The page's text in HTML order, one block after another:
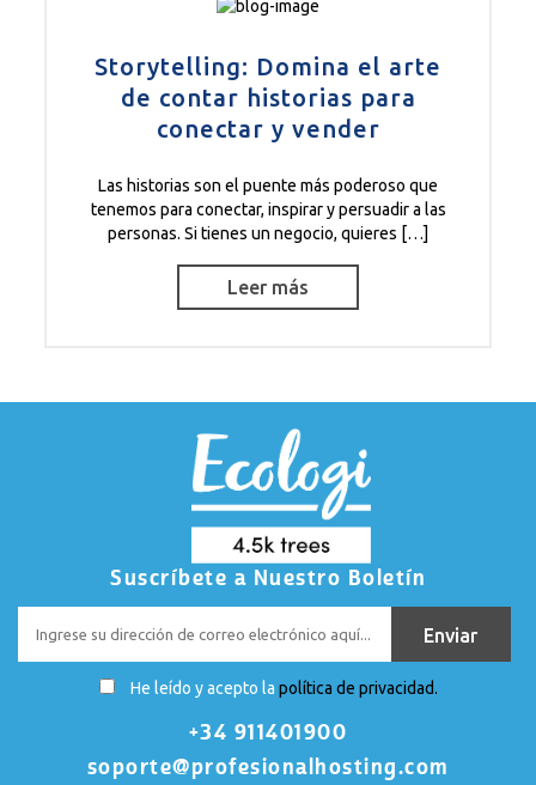
Storytelling: Domina el arte
de contar historias para
conectar y vender
Las historias son el puente más poderoso que
tenemos para conectar, inspirar y persuadir a las
personas. Si tienes un negocio, quieres […]
Leer más
Suscríbete a Nuestro Boletín
He leído y acepto la política de privacidad.
+34 911401900
soporte@profesionalhosting.com